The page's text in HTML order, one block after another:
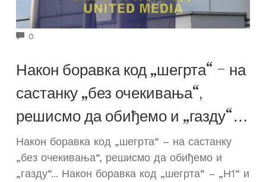
0
Након боравка код „шегрта“ – на
састанку „без очекивања“,
решисмо да обиђемо и „газду“…
Након боравка код „шегрта“ – на састанку
„без очекивања“, решисмо да обиђемо и
„газду“... Након боравка код „шегрта“ – „Н1“ и